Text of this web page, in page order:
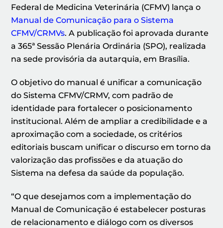
Federal de Medicina Veterinária (CFMV) lança o
Manual de Comunicação para o Sistema
CFMV/CRMVs. A publicação foi aprovada durante
a 365ª Sessão Plenária Ordinária (SPO), realizada
na sede provisória da autarquia, em Brasília.
O objetivo do manual é unificar a comunicação
do Sistema CFMV/CRMV, com padrão de
identidade para fortalecer o posicionamento
institucional. Além de ampliar a credibilidade e a
aproximação com a sociedade, os critérios
editoriais buscam unificar o discurso em torno da
valorização das profissões e da atuação do
Sistema na defesa da saúde da população.
“O que desejamos com a implementação do
Manual de Comunicação é estabelecer posturas
de relacionamento e diálogo com os diversos